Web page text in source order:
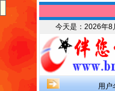
今天是： 2026年8
用户